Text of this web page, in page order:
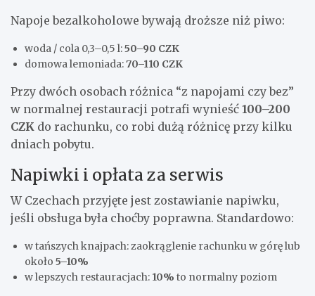
Napoje bezalkoholowe bywają droższe niż piwo:
woda / cola 0,3–0,5 l:50–90 CZK
domowa lemoniada:70–110 CZK
Przy dwóch osobach różnica “z napojami czy bez”
w normalnej restauracji potrafi wynieść 100–200
CZK do rachunku, co robi dużą różnicę przy kilku
dniach pobytu.
Napiwki i opłata za serwis
W Czechach przyjęte jest zostawianie napiwku,
jeśli obsługa była choćby poprawna. Standardowo:
w tańszych knajpach: zaokrąglenie rachunku w górę lub
około 5–10%
w lepszych restauracjach: 10% to normalny poziom